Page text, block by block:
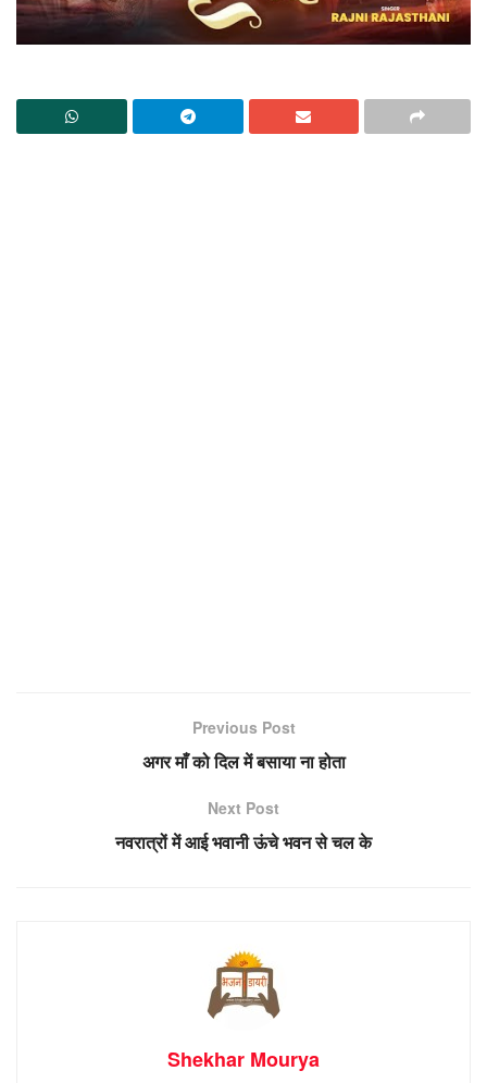
Previous Post
अगर माँ को दिल में बसाया ना होता
Next Post
नवरात्रों में आई भवानी ऊंचे भवन से चल के
Shekhar Mourya